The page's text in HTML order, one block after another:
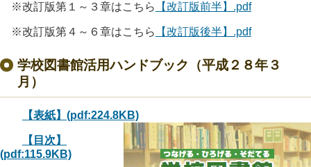
※改訂版第１～３章はこちら 【改訂版前半】.pdf
※改訂版第４～６章はこちら 【改訂版後半】.pdf
学校図書館活用ハンドブック（平成２８年３
月）
【表紙】(pdf:224.8KB)
【目次】
(pdf:115.9KB)